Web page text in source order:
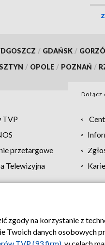
/ GDAŃSK /
/ OPOLE / POZNAŃ /
Dołącz
TVP
przetargowe
Telewizyjna
Polityka prywatności
zgody na korzystanie z
danych osobowych